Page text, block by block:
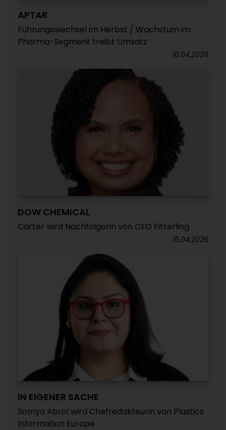
APTAR
Führungswechsel im Herbst / Wachstum im
Pharma-Segment treibt Umsatz
16.04.2026
DOW CHEMICAL
Carter wird Nachfolgerin von CEO Fitterling
15.04.2026
IN EIGENER SACHE
Somya Abrol wird Chefredakteurin von Plastics
Information Europe